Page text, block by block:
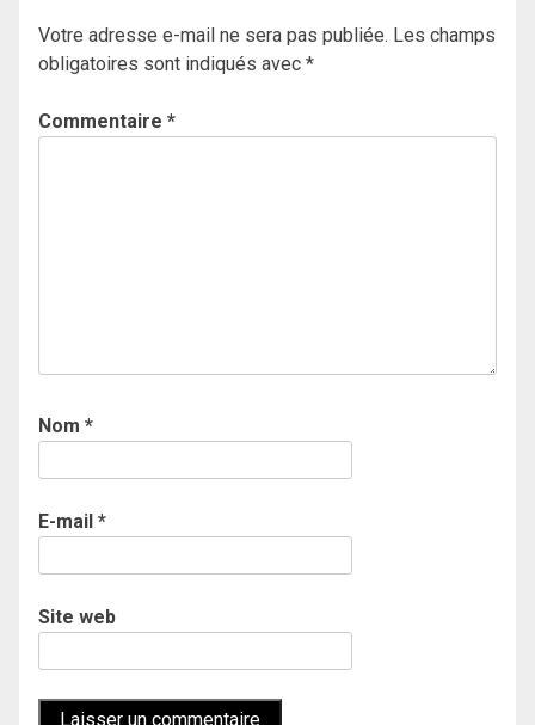
Votre adresse e-mail ne sera pas publiée. Les champs
obligatoires sont indiqués avec *
Commentaire *
Nom *
E-mail *
Site web